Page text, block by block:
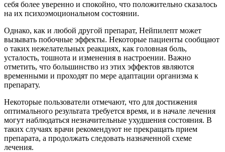
себя более уверенно и спокойно, что положительно сказалось
на их психоэмоциональном состоянии.
Однако, как и любой другой препарат, Нейпилепт может
вызывать побочные эффекты. Некоторые пациенты сообщают
о таких нежелательных реакциях, как головная боль,
усталость, тошнота и изменения в настроении. Важно
отметить, что большинство из этих эффектов являются
временными и проходят по мере адаптации организма к
препарату.
Некоторые пользователи отмечают, что для достижения
оптимального результата требуется время, и в начале лечения
могут наблюдаться незначительные ухудшения состояния. В
таких случаях врачи рекомендуют не прекращать прием
препарата, а продолжать следовать назначенной схеме
лечения.